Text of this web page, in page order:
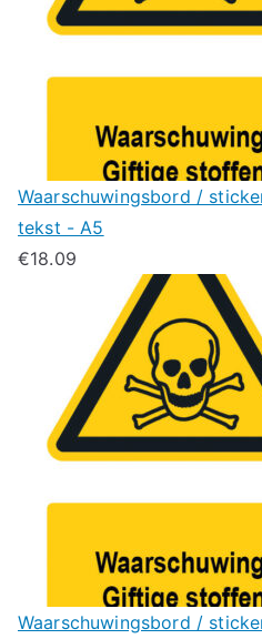
Waarschuwingsbord /
tekst - A5
€18.09
Waarschuwingsbord /